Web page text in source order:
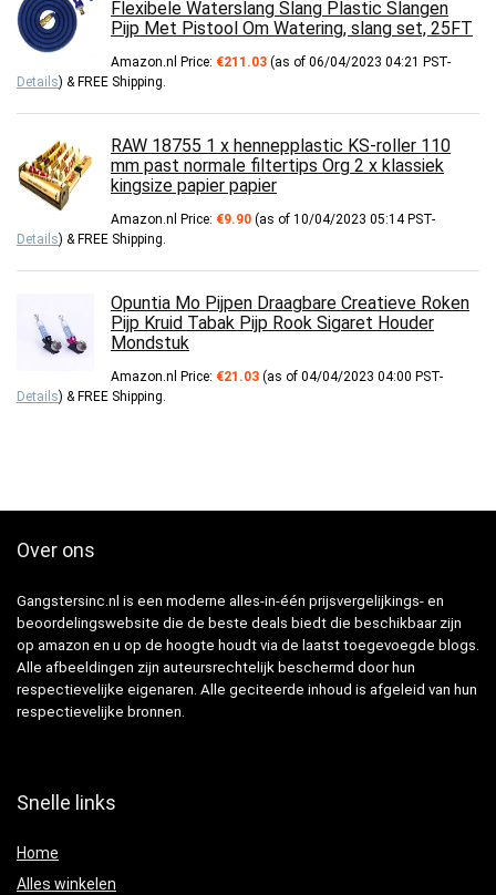
Flexibele Waterslang Slang Plastic Slangen
Pijp Met Pistool Om Watering, slang set, 25FT
Amazon.nl Price: €211.03 (as of 06/04/2023 04:21 PST-
Details) & FREE Shipping.
RAW 18755 1 x hennepplastic KS-roller 110
mm past normale filtertips Org 2 x klassiek
kingsize papier papier
Amazon.nl Price: €9.90 (as of 10/04/2023 05:14 PST-
Details) & FREE Shipping.
Opuntia Mo Pijpen Draagbare Creatieve Roken
Pijp Kruid Tabak Pijp Rook Sigaret Houder
Mondstuk
Amazon.nl Price: €21.03 (as of 04/04/2023 04:00 PST-
Details) & FREE Shipping.
Over ons
Gangstersinc.nl is een moderne alles-in-één prijsvergelijkings- en
beoordelingswebsite die de beste deals biedt die beschikbaar zijn
op amazon en u op de hoogte houdt via de laatst toegevoegde blogs.
Alle afbeeldingen zijn auteursrechtelijk beschermd door hun
respectievelijke eigenaren. Alle geciteerde inhoud is afgeleid van hun
respectievelijke bronnen.
Snelle links
Home
Alles winkelen